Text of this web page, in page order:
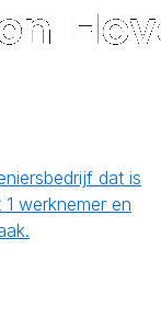
dat is
werknemer en